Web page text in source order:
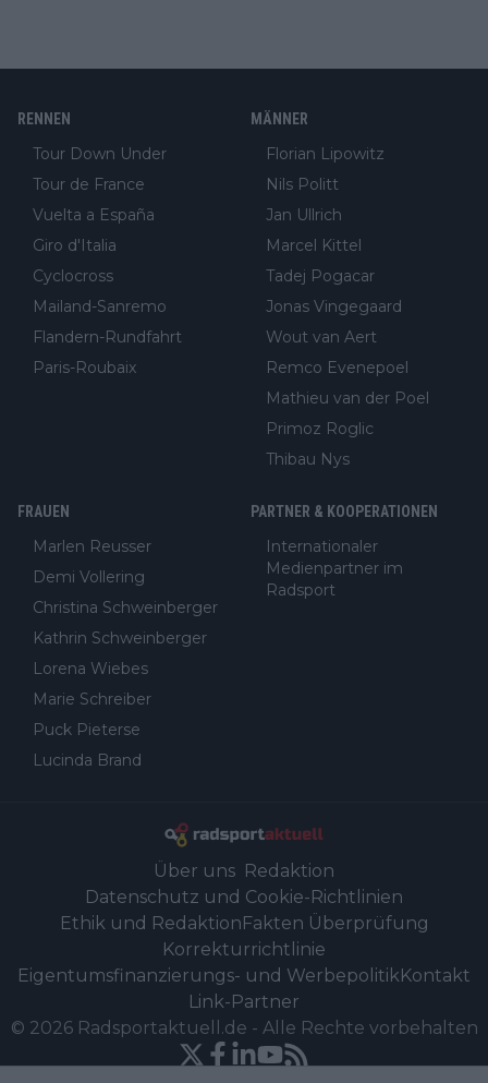
RENNEN
Tour Down Under
Tour de France
Vuelta a España
Giro d'Italia
Cyclocross
Mailand-Sanremo
Flandern-Rundfahrt
Paris-Roubaix
MÄNNER
Florian Lipowitz
Nils Politt
Jan Ullrich
Marcel Kittel
Tadej Pogacar
Jonas Vingegaard
Wout van Aert
Remco Evenepoel
Mathieu van der Poel
Primoz Roglic
Thibau Nys
FRAUEN
Marlen Reusser
Demi Vollering
Christina Schweinberger
Kathrin Schweinberger
Lorena Wiebes
Marie Schreiber
Puck Pieterse
Lucinda Brand
PARTNER & KOOPERATIONEN
Internationaler
Medienpartner im
Radsport
Über uns Redaktion
Datenschutz und Cookie-Richtlinien
Ethik und Redaktion Fakten Überprüfung
Korrekturrichtlinie
Eigentumsfinanzierungs- und WerbepolitikKontakt
Link-Partner
© 2026 Radsportaktuell.de - Alle Rechte vorbehalten